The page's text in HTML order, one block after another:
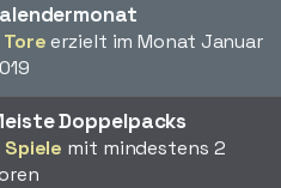
Toreerzielt im Monat Januar
Doppelpacks
Spiele mit mindestens 2